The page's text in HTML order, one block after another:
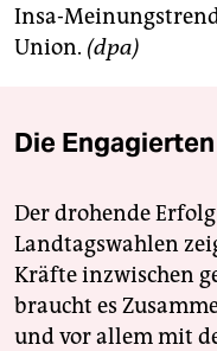
Insa-
Union. (dpa)
Die
Der drohende
Landtagswahlen
Kräfte inzwischen
braucht es
und vor allem mit